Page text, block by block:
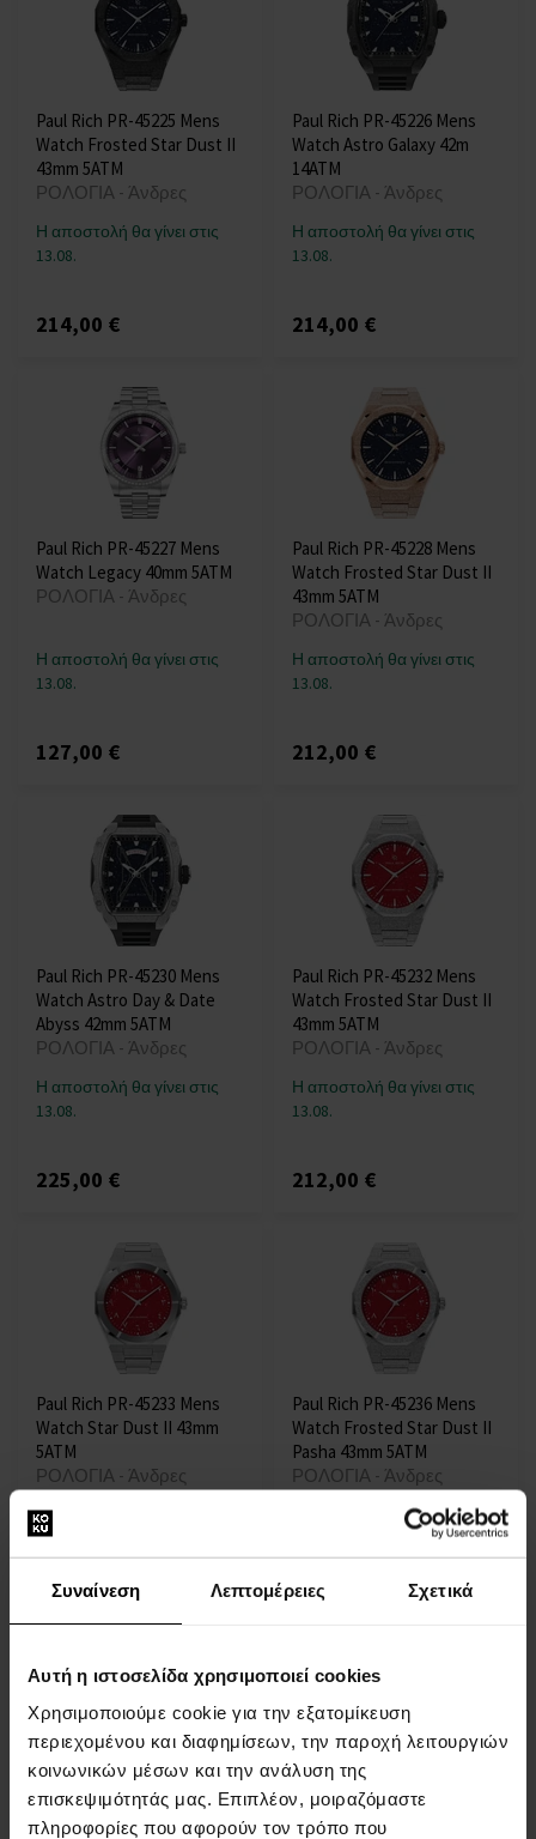
Συναίνεση Λεπτομέρειες Σχετικά
Αυτή η ιστοσελίδα χρησιμοποιεί cookies
Χρησιμοποιούμε cookie για την εξατομίκευση
περιεχομένου και διαφημίσεων, την παροχή λειτουργιών
κοινωνικών μέσων και την ανάλυση της
επισκεψιμότητάς μας. Επιπλέον, μοιραζόμαστε
πληροφορίες που αφορούν τον τρόπο που
Paul Rich PR-45225 Mens
Watch Frosted Star Dust II
43mm 5ATM
ΡΟΛΟΓΙΑ - Άνδρες
Η αποστολή θα γίνει στις
13.08.
214,00 €
Paul Rich PR-45226 Mens
Watch Astro Galaxy 42m
14ATM
ΡΟΛΟΓΙΑ - Άνδρες
Η αποστολή θα γίνει στις
13.08.
214,00 €
Paul Rich PR-45227 Mens
Watch Legacy 40mm 5ATM
ΡΟΛΟΓΙΑ - Άνδρες
Η αποστολή θα γίνει στις
13.08.
127,00 €
Paul Rich PR-45228 Mens
Watch Frosted Star Dust II
43mm 5ATM
ΡΟΛΟΓΙΑ - Άνδρες
Η αποστολή θα γίνει στις
13.08.
212,00 €
Paul Rich PR-45230 Mens
Watch Astro Day & Date
Abyss 42mm 5ATM
ΡΟΛΟΓΙΑ - Άνδρες
Η αποστολή θα γίνει στις
13.08.
225,00 €
Paul Rich PR-45232 Mens
Watch Frosted Star Dust II
43mm 5ATM
ΡΟΛΟΓΙΑ - Άνδρες
Η αποστολή θα γίνει στις
13.08.
212,00 €
Paul Rich PR-45233 Mens
Watch Star Dust II 43mm
5ATM
ΡΟΛΟΓΙΑ - Άνδρες
Η αποστολή θα γίνει στις
13.08.
Paul Rich PR-45236 Mens
Watch Frosted Star Dust II
Pasha 43mm 5ATM
ΡΟΛΟΓΙΑ - Άνδρες
Η αποστολή θα γίνει στις
214,00 €
Paul Rich PR-45237 Mens
Paul Rich PR-45238 Mens